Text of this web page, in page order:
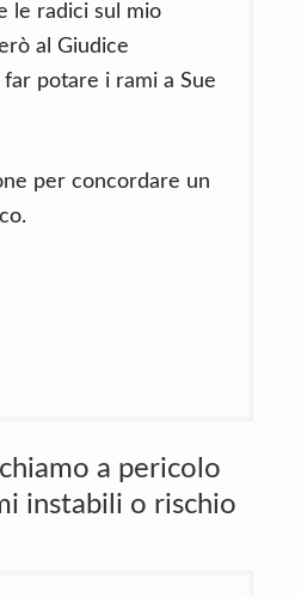
le radici sul mio
al Giudice
far potare i rami a Sue
per concordare un
a pericolo
instabili o rischio